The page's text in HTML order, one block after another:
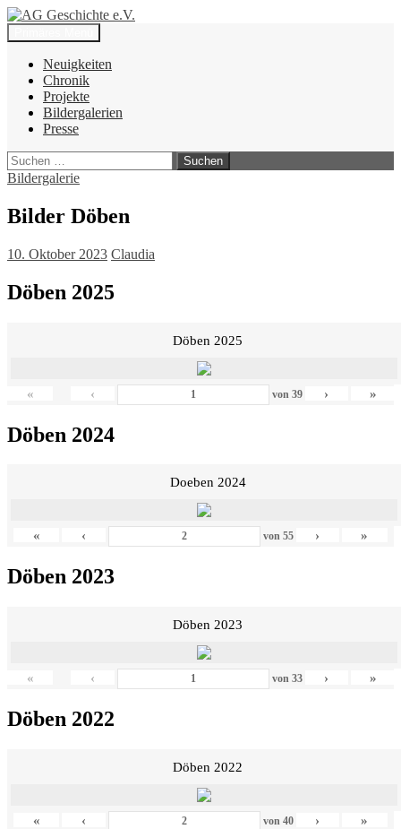
Zum
Inhalt
springen
AG Geschichte e.V.
Suchen
Neuigkeiten
Chronik
Projekte
Bildergalerien
Presse
Suchen
nach:
Bildergalerie
Bilder Döben
10. Oktober 2023 Claudia
Döben 2025
Döben 2025
« ‹ von 39 › »
Döben 2024
Doeben 2024
« ‹ von 55 › »
Döben 2023
Döben 2023
« ‹ von 33 › »
Döben 2022
Döben 2022
« ‹ von 40 › »